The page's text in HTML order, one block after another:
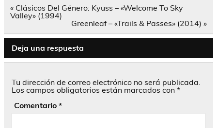
Navegación
de
entradas
« Clásicos Del Género: Kyuss – «Welcome To Sky
Valley» (1994)
Greenleaf – «Trails & Passes» (2014) »
Deja una respuesta
Tu dirección de correo electrónico no será publicada.
Los campos obligatorios están marcados con *
Comentario *